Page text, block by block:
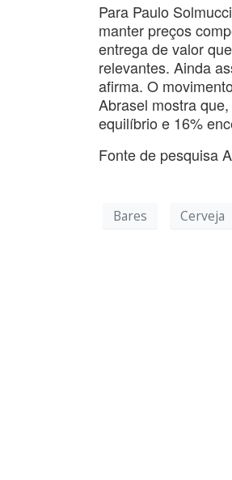
Para Paulo
manter preços
entrega de valor
relevantes. Ainda
afirma. O
Abrasel mostra
equilíbrio e 16%
Fonte de pesquisa
Bares Cerveja